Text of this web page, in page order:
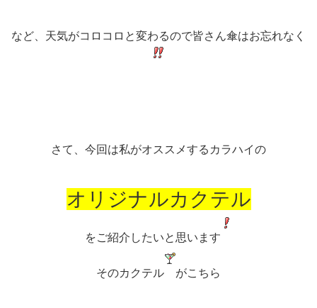
など、天気がコロコロと変わるので皆さん傘はお忘れなく
さて、今回は私がオススメするカラハイの
オリジナルカクテル
をご紹介したいと思います
そのカクテル がこちら